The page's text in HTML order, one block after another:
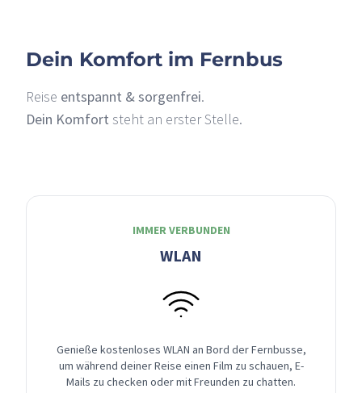
Dein Komfort im Fernbus
Reise entspannt & sorgenfrei.
Dein Komfort steht an erster Stelle.
IMMER VERBUNDEN
WLAN
Genieße kostenloses WLAN an Bord der Fernbusse,
um während deiner Reise einen Film zu schauen, E-
Mails zu checken oder mit Freunden zu chatten.